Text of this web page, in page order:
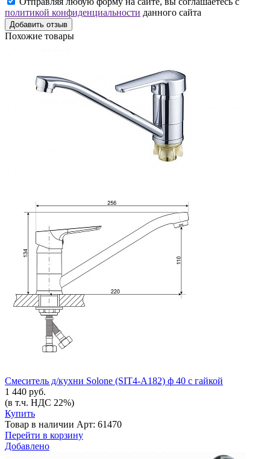
политикой конфиденциальности данного сайта
Добавить отзыв
Похожие товары
Смеситель д/кухни Solone (SIT4-A182) ф 40 с гайкой
1 440 руб.
(в т.ч. НДС 22%)
Купить
Товар в наличии Арт: 61470
Перейти в корзину
Добавлено